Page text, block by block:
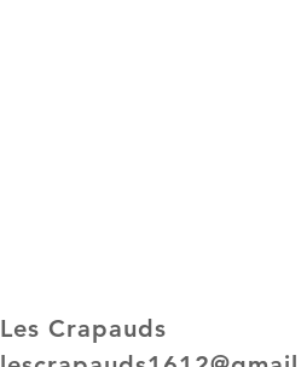
Les Crapauds